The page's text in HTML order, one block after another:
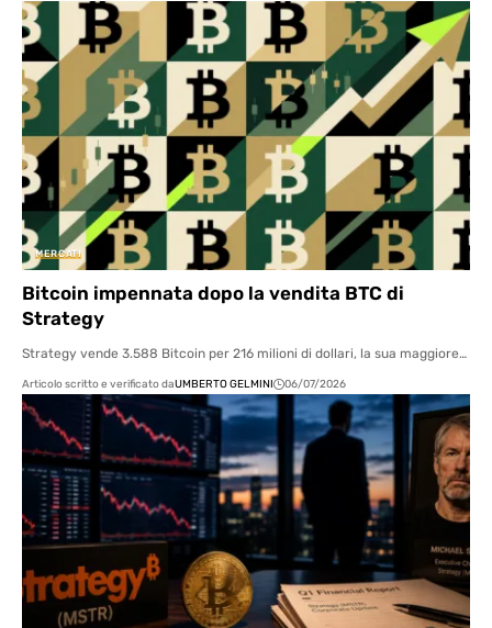
MERCATI
Bitcoin impennata dopo la vendita BTC di
Strategy
Strategy vende 3.588 Bitcoin per 216 milioni di dollari, la sua maggiore…
Articolo scritto e verificato daUMBERTO GELMINI 06/07/2026